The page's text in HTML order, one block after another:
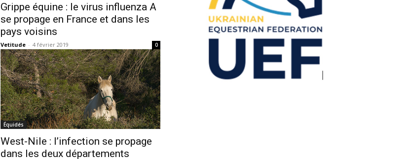
Grippe équine : le virus influenza A
se propage en France et dans les
pays voisins
Vetitude - 4 février 2019 0
Équidés
West-Nile : l’infection se propage
dans les deux départements